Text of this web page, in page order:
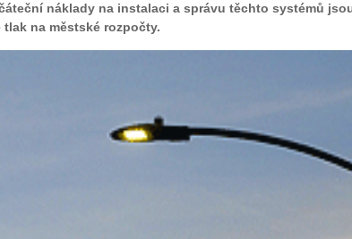
náklady na instalaci a správu těchto systémů
tlak na městské rozpočty.